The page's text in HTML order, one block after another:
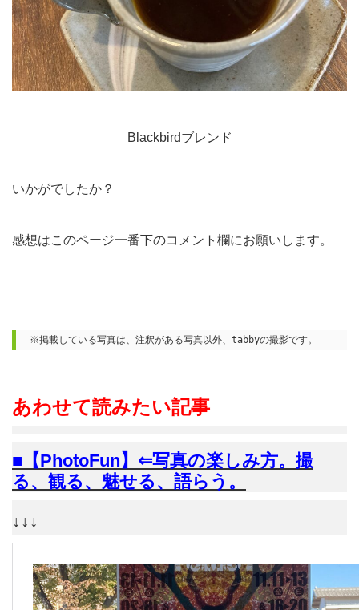
Blackbirdブレンド
いかがでしたか？
感想はこのページ一番下のコメント欄にお願いします。
※掲載している写真は、注釈がある写真以外、tabbyの撮影です。
あわせて読みたい記事
■【PhotoFun】⇐写真の楽しみ方。撮
る、観る、魅せる、語らう。
↓↓↓